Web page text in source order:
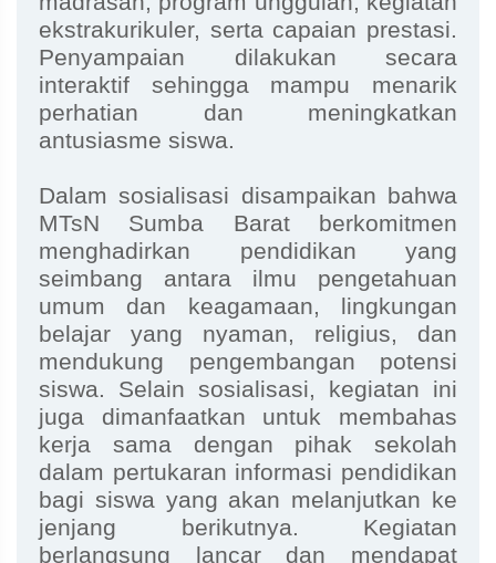
ekstrakurikuler, serta capaian prestasi.
Penyampaian dilakukan secara
interaktif sehingga mampu menarik
perhatian dan meningkatkan
antusiasme siswa.
Dalam sosialisasi disampaikan bahwa
MTsN Sumba Barat berkomitmen
menghadirkan pendidikan yang
seimbang antara ilmu pengetahuan
umum dan keagamaan, lingkungan
belajar yang nyaman, religius, dan
mendukung pengembangan potensi
siswa. Selain sosialisasi, kegiatan ini
juga dimanfaatkan untuk membahas
kerja sama dengan pihak sekolah
dalam pertukaran informasi pendidikan
bagi siswa yang akan melanjutkan ke
jenjang berikutnya. Kegiatan
berlangsung lancar dan mendapat